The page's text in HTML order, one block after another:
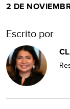
2 DE
Escrito por